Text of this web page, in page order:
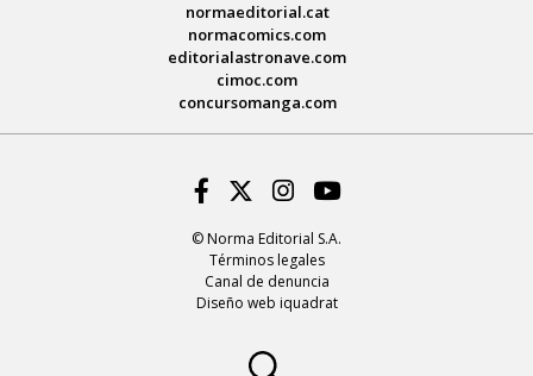
normaeditorial.cat
normacomics.com
editorialastronave.com
cimoc.com
concursomanga.com
© Norma Editorial S.A.
Términos legales
Canal de denuncia
Diseño web iquadrat
Facebook
Twitter
Instagram
Youtube